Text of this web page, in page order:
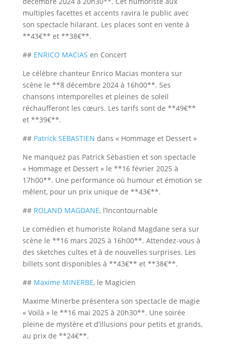
multiples facettes et accents ravira le public avec
son spectacle hilarant. Les places sont en vente à
**43€** et **38€**.
##ENRICO MACIAS en Concert
Le célèbre chanteur Enrico Macias montera sur
scène le **8 décembre 2024 à 16h00**. Ses
chansons intemporelles et pleines de soleil
réchaufferont les cœurs. Les tarifs sont de **49€**
et **39€**.
## Patrick SEBASTIEN dans « Hommage et Dessert »
Ne manquez pas Patrick Sébastien et son spectacle
« Hommage et Dessert » le **16 février 2025 à
17h00**. Une performance où humour et émotion se
mêlent, pour un prix unique de **43€**.
## ROLAND MAGDANE, l’Incontournable
Le comédien et humoriste Roland Magdane sera sur
scène le **16 mars 2025 à 16h00**. Attendez-vous à
des sketches cultes et à de nouvelles surprises. Les
billets sont disponibles à **43€** et **38€**.
##Maxime MINERBE, le Magicien
Maxime Minerbe présentera son spectacle de magie
« Voilà » le **16 mai 2025 à 20h30**. Une soirée
pleine de mystère et d’illusions pour petits et grands,
au prix de **24€**.